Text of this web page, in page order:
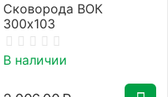
Сковорода ВОК
300х103
В наличии